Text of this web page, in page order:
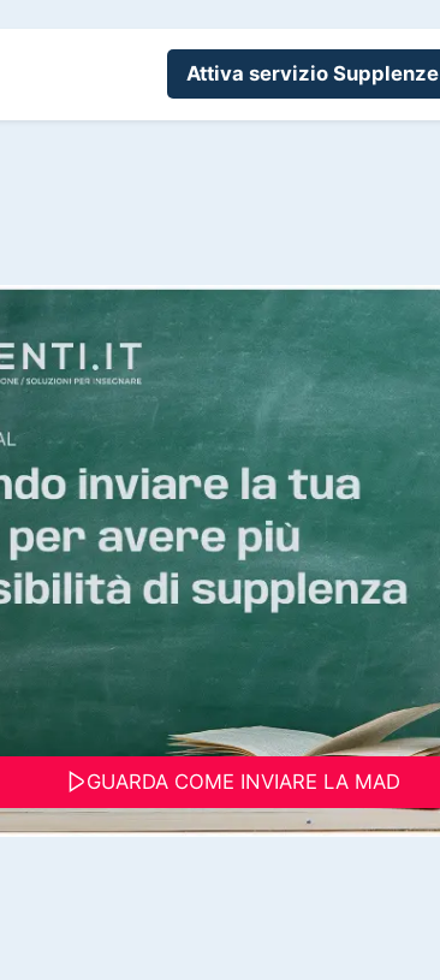
Attiva servizio Supplenze
GUARDA COME INVIARE LA MAD